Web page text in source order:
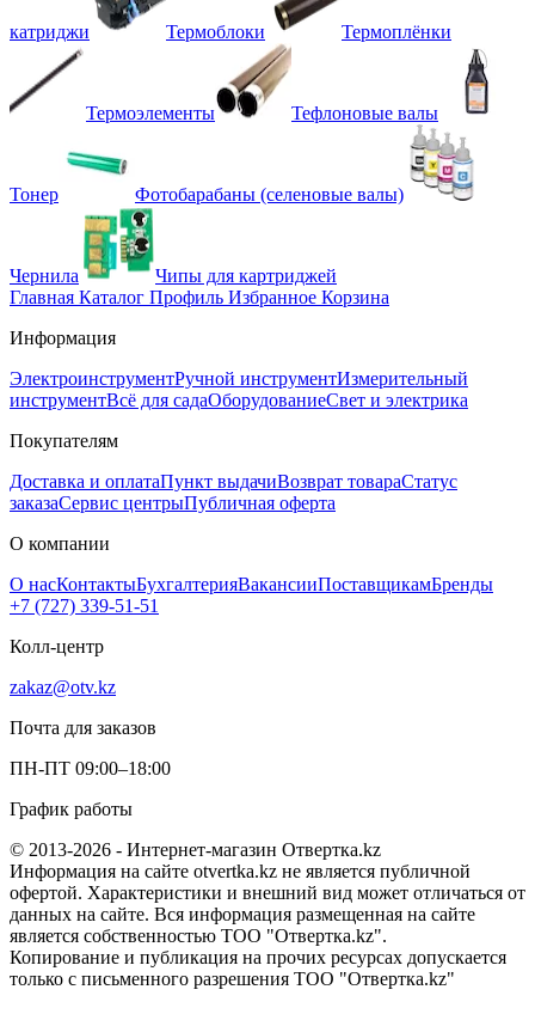
катриджи Термоблоки Термоплёнки
Термоэлементы Тефлоновые валы
Тонер Фотобарабаны (селеновые валы)
Чернила
Чипы для картриджей
Главная Каталог Профиль Избранное Корзина
Информация
ЭлектроинструментРучной инструментИзмерительный
инструментВсё для садаОборудованиеСвет и электрика
Покупателям
Доставка и оплатаПункт выдачиВозврат товараСтатус
заказаСервис центрыПубличная оферта
О компании
О насКонтактыБухгалтерияВакансииПоставщикамБренды
+7 (727) 339-51-51
Колл-центр
zakaz@otv.kz
Почта для заказов
ПН-ПТ 09:00–18:00
График работы
© 2013-2026 - Интернет-магазин Отвертка.kz
Информация на сайте otvertka.kz не является публичной
офертой. Характеристики и внешний вид может отличаться от
данных на сайте. Вся информация размещенная на сайте
является собственностью ТОО "Отвертка.kz".
Копирование и публикация на прочих ресурсах допускается
только с письменного разрешения ТОО "Отвертка.kz"